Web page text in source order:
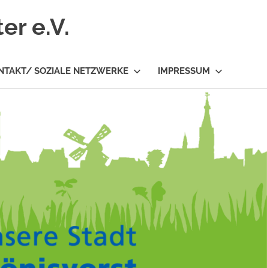
e.V.
SOZIALE NETZWERKE IMPRESSUM